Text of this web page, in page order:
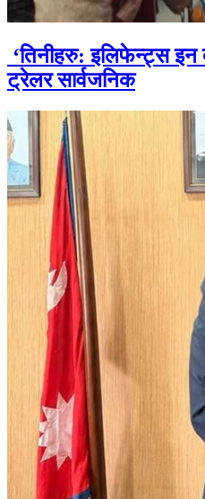
‘तिनीहरु: इलिफेन्ट्स
ट्रेलर सार्वजनिक